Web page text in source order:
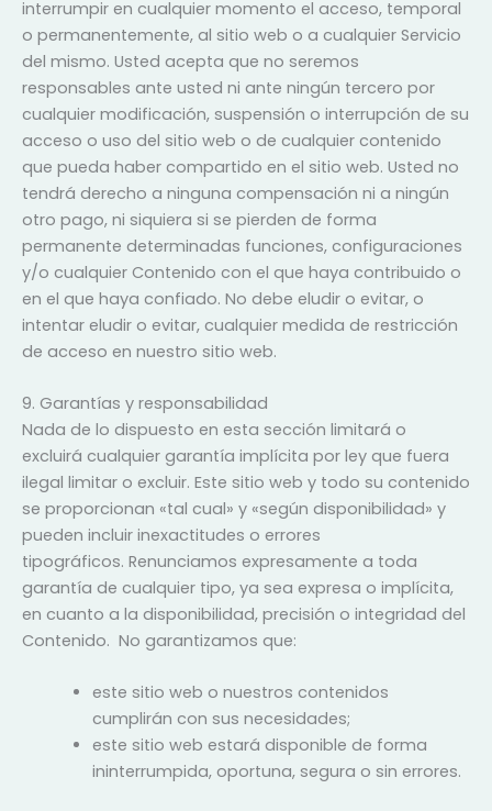
interrumpir en cualquier momento el acceso, temporal
o permanentemente, al sitio web o a cualquier Servicio
del mismo. Usted acepta que no seremos
responsables ante usted ni ante ningún tercero por
cualquier modificación, suspensión o interrupción de su
acceso o uso del sitio web o de cualquier contenido
que pueda haber compartido en el sitio web. Usted no
tendrá derecho a ninguna compensación ni a ningún
otro pago, ni siquiera si se pierden de forma
permanente determinadas funciones, configuraciones
y/o cualquier Contenido con el que haya contribuido o
en el que haya confiado. No debe eludir o evitar, o
intentar eludir o evitar, cualquier medida de restricción
de acceso en nuestro sitio web.
9. Garantías y responsabilidad
Nada de lo dispuesto en esta sección limitará o
excluirá cualquier garantía implícita por ley que fuera
ilegal limitar o excluir. Este sitio web y todo su contenido
se proporcionan «tal cual» y «según disponibilidad» y
pueden incluir inexactitudes o errores
tipográficos. Renunciamos expresamente a toda
garantía de cualquier tipo, ya sea expresa o implícita,
en cuanto a la disponibilidad, precisión o integridad del
Contenido. No garantizamos que:
este sitio web o nuestros contenidos
cumplirán con sus necesidades;
este sitio web estará disponible de forma
ininterrumpida, oportuna, segura o sin errores.